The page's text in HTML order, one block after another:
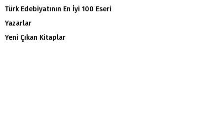
Türk Edebiyatının En İyi 100 Eseri
Yazarlar
Yeni Çıkan Kitaplar